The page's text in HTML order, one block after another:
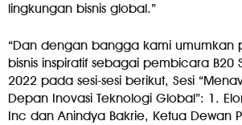
lingkungan bisnis global.”
“Dan dengan bangga kami umumkan
bisnis inspiratif sebagai pembicara B20
2022 pada sesi-sesi berikut, Sesi
Depan Inovasi Teknologi Global”: 1.
Inc dan Anindya Bakrie, Ketua Dewan